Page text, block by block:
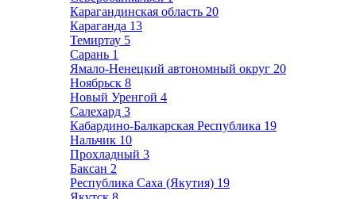
Карагандинская область 20
Караганда 13
Темиртау 5
Сарань 1
Ямало-Ненецкий автономный округ 20
Ноябрьск 8
Новый Уренгой 4
Салехард 3
Кабардино-Балкарская Республика 19
Нальчик 10
Прохладный 3
Баксан 2
Республика Саха (Якутия) 19